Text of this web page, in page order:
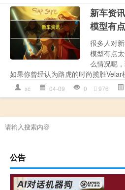
新车资
模型有
很多人对
模型有点
么情况呢
如果你曾经认为路虎的时尚揽胜Velar
xc 04-09 0 976
公告